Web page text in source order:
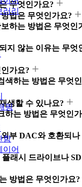
러리
핑
함
이어
무엇인가요?
법은 무엇인가요?
하는 방법은 무엇인
지 않는 이유는 무엇
가요?
색하는 방법은 무엇인
생할 수 있나요?
하는 방법은 무엇인가
부 DAC와 호환되나
래시 드라이브나 SD
방법은 무엇인가요?